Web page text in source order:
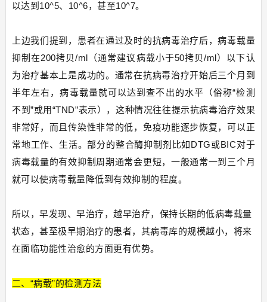
以达到10^5、10^6，甚至10^7。
上边我们提到，患者在通过及时的抗病毒治疗后，病毒载量
抑制在200拷贝/ml（通常建议病载小于50拷贝/ml）以下认
为治疗基本上是成功的。通常在抗病毒治疗开始后三个月到
半年左右，病毒载量就可以达到查不出的水平（俗称“检测
不到”或用“TND”表示），这种情况往往提示抗病毒治疗效果
非常好，而且传染性非常的低，免疫功能逐步恢复，可以正
常地工作、生活。部分的整合酶抑制剂比如DTG或BIC对于
病毒载量的有效抑制周期通常会更短，一般通常一到三个月
就可以使病毒载量降低到有效抑制的程度。
所以，早发现、早治疗，越早治疗，保持长期的低病毒载量
状态，甚至极早期治疗的患者，其病毒库的规模越小，将来
在面临功能性治愈的方面更有优势。
二、“病载”的检测方法